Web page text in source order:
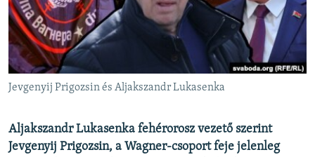
EURÓPAI UNIÓ
VILÁG
KLÍMAVÁLTOZÁS
A MÚLT TANULSÁGAI
KÖVESSEN MINKET!
Jevgenyij Prigozsin és Aljakszandr Lukasenka
Aljakszandr Lukasenka fehérorosz vezető szerint
Jevgenyij Prigozsin, a Wagner-csoport feje jelenleg